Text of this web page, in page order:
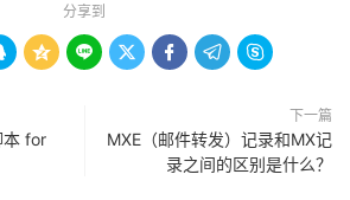
分享到
     
本 for
下一篇
MXE（邮件转发）记录和MX记
录之间的区别是什么？